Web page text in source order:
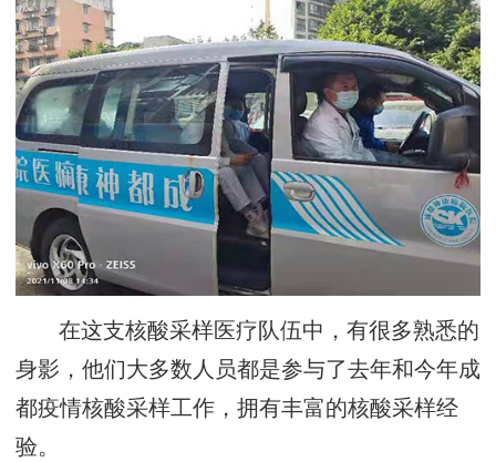
在这支核酸采样医疗队伍中，有很多熟悉的
身影，他们大多数人员都是参与了去年和今年成
都疫情核酸采样工作，拥有丰富的核酸采样经
验。